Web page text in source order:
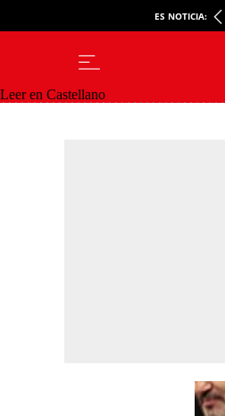
ES NOTICIA:
Leer en Castellano